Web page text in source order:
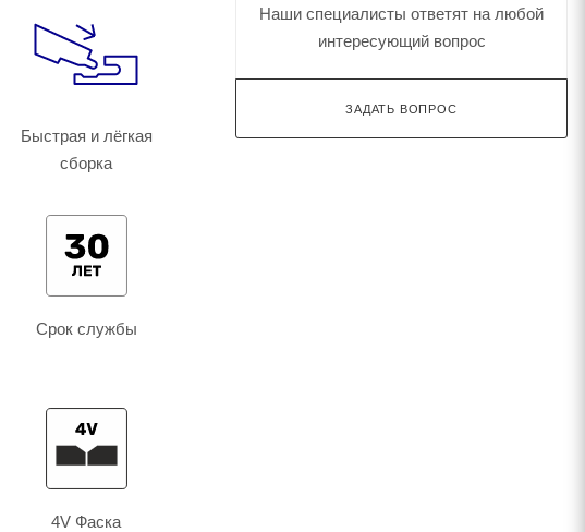
Быстрая и лёгкая
сборка
Срок службы
4V Фаска
Наши специалисты ответят на любой
интересующий вопрос
ЗАДАТЬ ВОПРОС